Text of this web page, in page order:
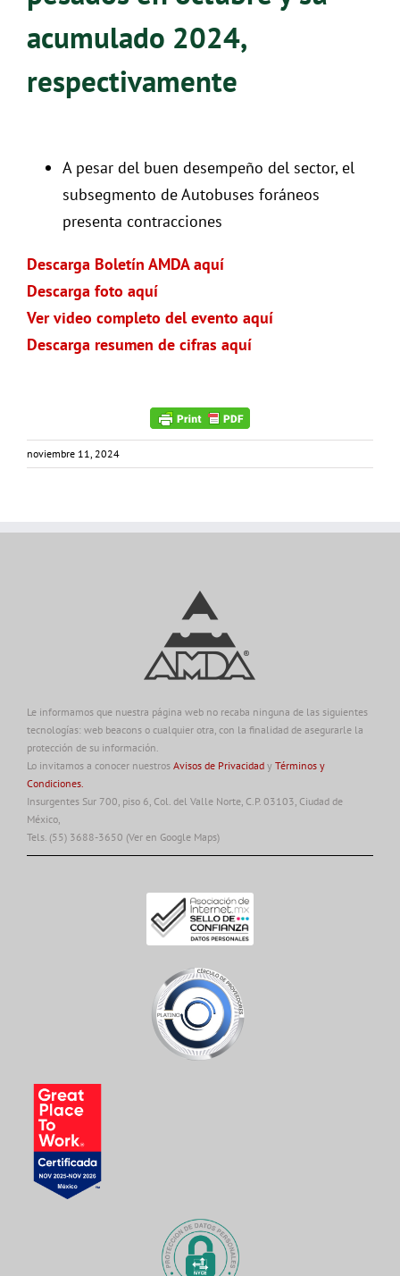
acumulado 2024,
respectivamente
A pesar del buen desempeño del sector, el
subsegmento de Autobuses foráneos
presenta contracciones
Descarga Boletín AMDA aquí
Descarga foto aquí
Ver video completo del evento aquí
Descarga resumen de cifras aquí
noviembre 11, 2024
Le informamos que nuestra página web no recaba ninguna de las siguientes
tecnologías: web beacons o cualquier otra, con la finalidad de asegurarle la
protección de su información.
Lo invitamos a conocer nuestros Avisos de Privacidad y Términos y
Condiciones.
Insurgentes Sur 700, piso 6, Col. del Valle Norte, C.P. 03103, Ciudad de
México,
Tels. (55) 3688-3650 (Ver en Google Maps)